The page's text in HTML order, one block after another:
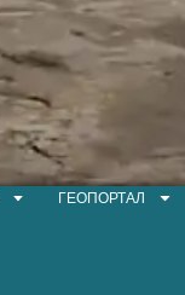
ГЕОПОРТАЛ